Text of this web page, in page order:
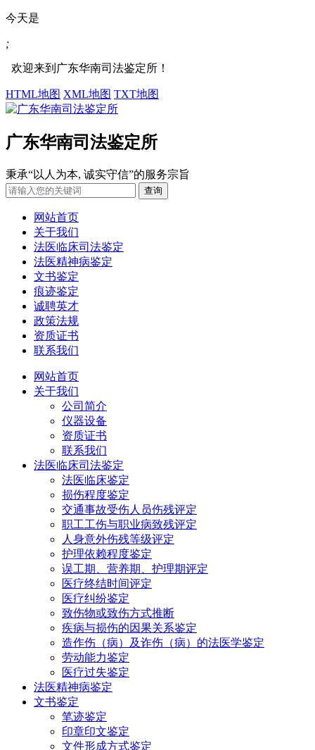
今天是
;
欢迎来到广东华南司法鉴定所！
HTML地图 XML地图 TXT地图
广东华南司法鉴定所
秉承“以人为本, 诚实守信”的服务宗旨
网站首页
关于我们
法医临床司法鉴定
法医精神病鉴定
文书鉴定
痕迹鉴定
诚聘英才
政策法规
资质证书
联系我们
网站首页
关于我们
公司简介
仪器设备
资质证书
联系我们
法医临床司法鉴定
法医临床鉴定
损伤程度鉴定
交通事故受伤人员伤残评定
职工工伤与职业病致残评定
人身意外伤残等级评定
护理依赖程度鉴定
误工期、营养期、护理期评定
医疗终结时间评定
医疗纠纷鉴定
致伤物或致伤方式推断
疾病与损伤的因果关系鉴定
造作伤（病）及诈伤（病）的法医学鉴定
劳动能力鉴定
医疗过失鉴定
法医精神病鉴定
文书鉴定
笔迹鉴定
印章印文鉴定
文件形成方式鉴定